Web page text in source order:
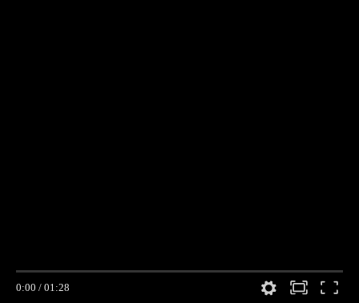
0:00 / 01:28